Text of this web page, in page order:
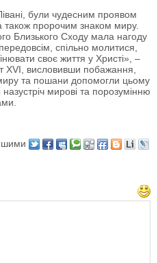
були чудесним проявом
а також пророчим знаком миру.
Близького Сходу мала нагоду
спільно молитися,
своє життя у Христі», –
XVI, висловивши побажання,
та пошани допомогли цьому
назустріч мирові та порозумінню